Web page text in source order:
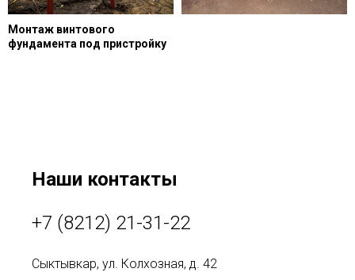
Монтаж винтового
фундамента под пристройку
Наши контакты
+7 (8212) 21-31-22
Сыктывкар, ул. Колхозная, д. 42